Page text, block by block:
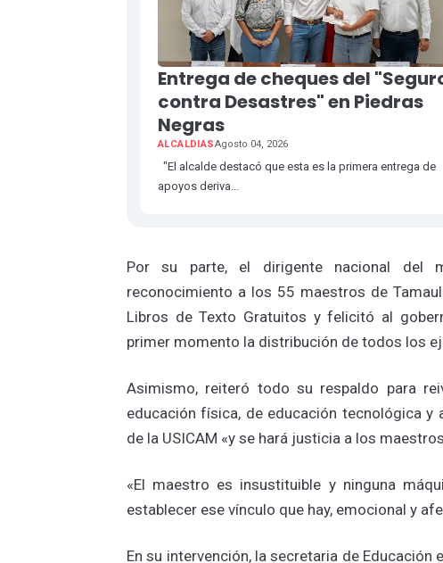
Entrega de cheques del
contra Desastres" en Piedras
Negras
ALCALDIASAgosto 04, 2026
"El alcalde destacó que esta es la primera entrega de
apoyos deriva...
Por su parte, el dirigente nacional del
reconocimiento a los 55 maestros de
Libros de Texto Gratuitos y felicitó al
primer momento la distribución de todos los
Asimismo, reiteró todo su respaldo para
educación física, de educación tecnológica
de la USICAM «y se hará justicia a los
«El maestro es insustituible y ninguna
establecer ese vínculo que hay, emocional y
En su intervención, la secretaria de